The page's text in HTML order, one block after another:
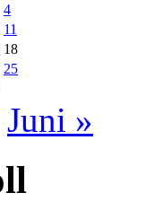
4
11
18
25
Juni »